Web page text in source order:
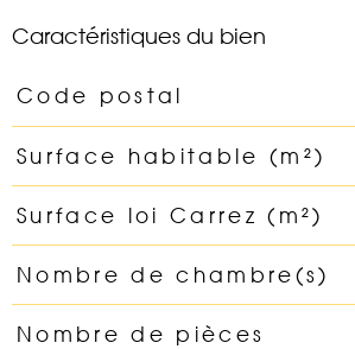
Caractéristiques du bien
Caractéristiques Valeurs
Code postal
Surface habitable (m²)
Surface loi Carrez (m²)
Nombre de chambre(s)
Nombre de pièces